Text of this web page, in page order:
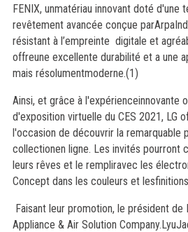
FENIX, unmatériau innovant doté d'une
revêtement avancée conçue
résistant à l’empreinte digitale et
offreune excellente durabilité et a une
mais résolumentmoderne.(1)
Ainsi, et grâce à l'expérienceinnovante
d'exposition virtuelle du CES 2021, LG
l'occasion de découvrir la remarquable
collectionen ligne. Les invités pourront
leurs rêves et le rempliravec les
Concept dans les couleurs et
Faisant leur promotion, le président de
Appliance & Air Solution